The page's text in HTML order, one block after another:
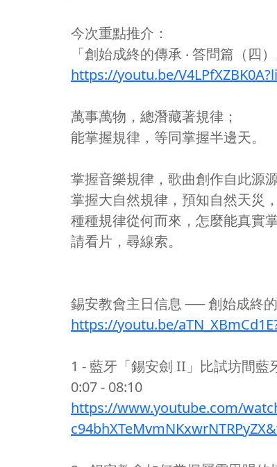
今次重點推介：
「創始成終的傳承 ‧ 答問篇（四
https://youtu.be/
萬事萬物，總潛藏著規律；
能掌握規律，等同掌握半邊天。
掌握音樂規律，歌曲創作自此源
掌握大自然規律，預知自然天災
種種規律從何而來，怎麼能真實
請看片，尋線索。
錫安教會主日信息 ── 創始成終的
https://youtu.be/
1 - 藍牙「錫安劍 II」比試坊間藍
0:07 - 08:10
https://www.youtube.com/